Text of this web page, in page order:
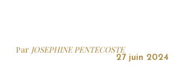
Par JOSEPHINE PENTECOSTE
27 juin 2024